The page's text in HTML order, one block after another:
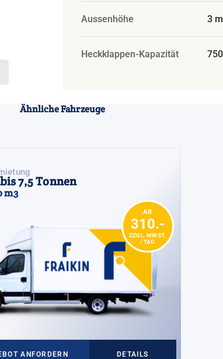
Aussenhöhe 3
Heckklappen-Kapazität
Ähnliche Fahrzeuge
AB
310.-
ZZGL. MWST.
/ TAG
7,5 Tonnen
m3
ANFORDERN DETAILS